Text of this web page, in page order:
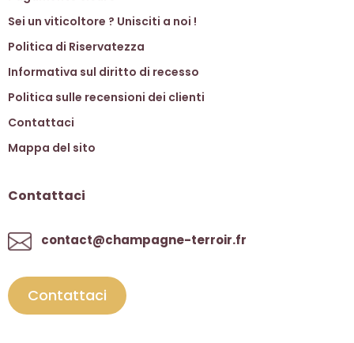
Sei un viticoltore ? Unisciti a noi !
Politica di Riservatezza
Informativa sul diritto di recesso
Politica sulle recensioni dei clienti
Contattaci
Mappa del sito
Contattaci
contact@champagne-terroir.fr
Contattaci